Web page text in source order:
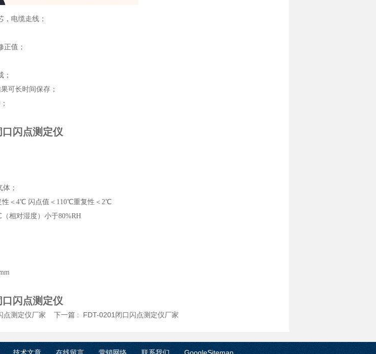
电缆走线；
正值；
；
可长时间保存；
闪点测定仪
；
复性＜4℃ 闪点值＜110℃重复性＜2℃
相对湿度）小于80%RH
闪点测定仪
点测定仪厂家 下一篇 : FDT-0201闭口闪点测定仪厂家